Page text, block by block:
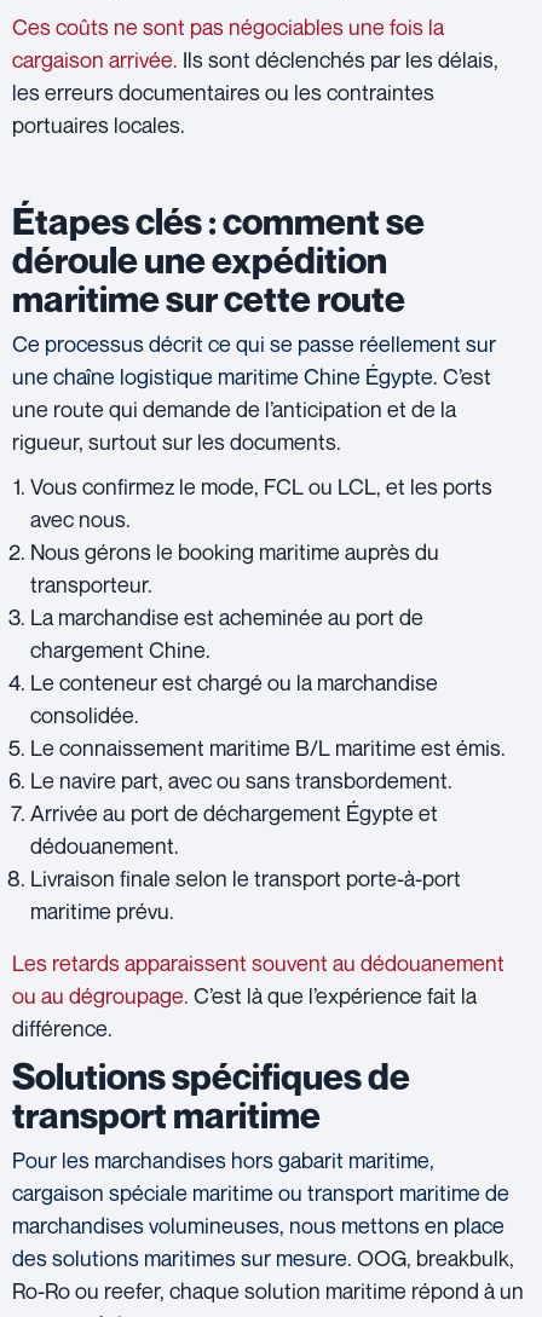
Ces coûts ne sont pas négociables une fois la
cargaison arrivée. Ils sont déclenchés par les délais,
les erreurs documentaires ou les contraintes
portuaires locales.
Étapes clés : comment se
déroule une expédition
maritime sur cette route
Ce processus décrit ce qui se passe réellement sur
une chaîne logistique maritime Chine Égypte. C’est
une route qui demande de l’anticipation et de la
rigueur, surtout sur les documents.
Vous confirmez le mode, FCL ou LCL, et les ports
avec nous.
Nous gérons le booking maritime auprès du
transporteur.
La marchandise est acheminée au port de
chargement Chine.
Le conteneur est chargé ou la marchandise
consolidée.
Le connaissement maritime B/L maritime est émis.
Le navire part, avec ou sans transbordement.
Arrivée au port de déchargement Égypte et
dédouanement.
Livraison finale selon le transport porte-à-port
maritime prévu.
Les retards apparaissent souvent au dédouanement
ou au dégroupage. C’est là que l’expérience fait la
différence.
Solutions spécifiques de
transport maritime
Pour les marchandises hors gabarit maritime,
cargaison spéciale maritime ou transport maritime de
marchandises volumineuses, nous mettons en place
des solutions maritimes sur mesure. OOG, breakbulk,
Ro-Ro ou reefer, chaque solution maritime répond à un